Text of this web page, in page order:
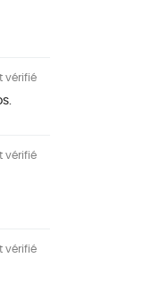
vérifié
vérifié
vérifié